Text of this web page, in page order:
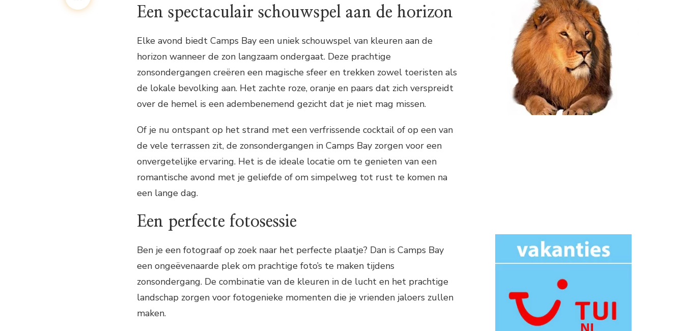
Een spectaculair schouwspel aan de horizon
Elke avond biedt Camps Bay een uniek schouwspel van kleuren aan de
horizon wanneer de zon langzaam ondergaat. Deze prachtige
zonsondergangen creëren een magische sfeer en trekken zowel toeristen als
de lokale bevolking aan. Het zachte roze, oranje en paars dat zich verspreidt
over de hemel is een adembenemend gezicht dat je niet mag missen.
Of je nu ontspant op het strand met een verfrissende cocktail of op een van
de vele terrassen zit, de zonsondergangen in Camps Bay zorgen voor een
onvergetelijke ervaring. Het is de ideale locatie om te genieten van een
romantische avond met je geliefde of om simpelweg tot rust te komen na
een lange dag.
Een perfecte fotosessie
Ben je een fotograaf op zoek naar het perfecte plaatje? Dan is Camps Bay
een ongeëvenaarde plek om prachtige foto’s te maken tijdens
zonsondergang. De combinatie van de kleuren in de lucht en het prachtige
landschap zorgen voor fotogenieke momenten die je vrienden jaloers zullen
maken.